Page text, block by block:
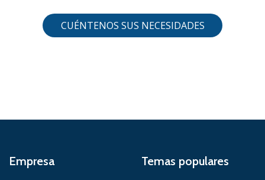
CUÉNTENOS SUS NECESIDADES
Empresa Temas populares